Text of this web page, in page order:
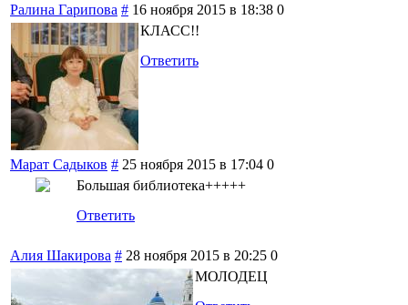
Ралина Гарипова # 16 ноября 2015 в 18:38 0
КЛАСС!!
Ответить
Марат Садыков # 25 ноября 2015 в 17:04 0
Большая библиотека+++++
Ответить
Алия Шакирова # 28 ноября 2015 в 20:25 0
МОЛОДЕЦ